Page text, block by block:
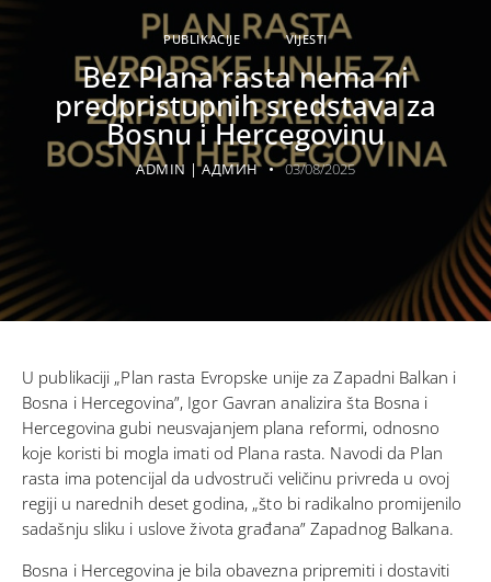
PUBLIKACIJE VIJESTI
Bez Plana rasta nema ni
predpristupnih sredstava za
Bosnu i Hercegovinu
ADMIN | АДМИН 03/08/2025
U publikaciji „Plan rasta Evropske unije za Zapadni Balkan i
Bosna i Hercegovina”, Igor Gavran analizira šta Bosna i
Hercegovina gubi neusvajanjem plana reformi, odnosno
koje koristi bi mogla imati od Plana rasta. Navodi da Plan
rasta ima potencijal da udvostruči veličinu privreda u ovoj
regiji u narednih deset godina, „što bi radikalno promijenilo
sadašnju sliku i uslove života građana” Zapadnog Balkana.
Bosna i Hercegovina je bila obavezna pripremiti i dostaviti